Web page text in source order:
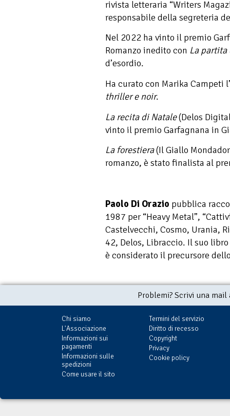
rivista letteraria “Writers
responsabile della segreteria
Nel 2022 ha vinto il premio
Romanzo inedito con La
d’esordio.
Ha curato con Marika Campeti
thriller e noir.
La recita di Natale(Delos
vinto il premio Garfagnana in
La forestiera(Il Giallo
romanzo, è stato finalista al
Paolo Di Orazio pubblica
1987 per “Heavy Metal”,
Castelvecchi, Cosmo, Urania,
42, Delos, Libraccio. Il suo
è considerato il precursore
Problemi? Scrivi una
Chi siamo
L'Associazione
Informazioni sui
pagamenti
Informazioni sulle
spedizioni
Come usare il sito
Termini del servizio
Diritto di recesso
Copyright
Privacy
Cookie policy